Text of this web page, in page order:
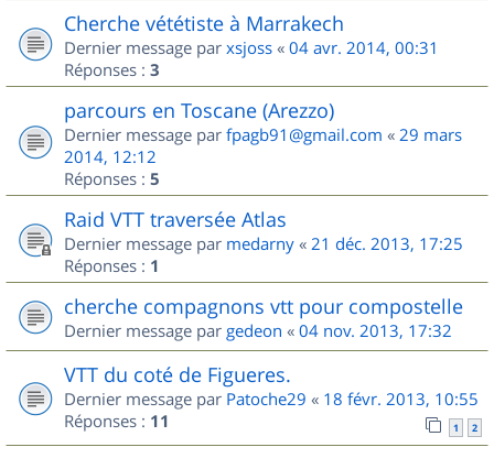
Cherche vététiste à Marrakech
Dernier message par xsjoss « 04 avr. 2014, 00:31
Réponses : 3
parcours en Toscane (Arezzo)
Dernier message par fpagb91@gmail.com « 29 mars
2014, 12:12
Réponses : 5
Raid VTT traversée Atlas
Dernier message par medarny « 21 déc. 2013, 17:25
Réponses : 1
cherche compagnons vtt pour compostelle
Dernier message par gedeon « 04 nov. 2013, 17:32
VTT du coté de Figueres.
Dernier message par Patoche29 « 18 févr. 2013, 10:55
Réponses : 11 1 2